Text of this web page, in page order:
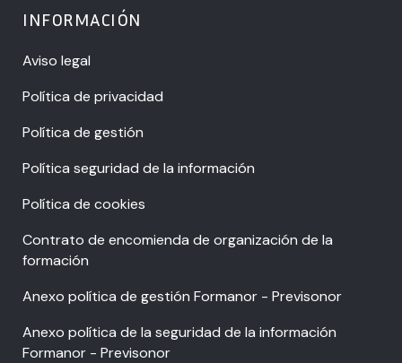
INFORMACIÓN
Aviso legal
Política de privacidad
Política de gestión
Política seguridad de la información
Política de cookies
Contrato de encomienda de organización de la
formación
Anexo política de gestión Formanor - Previsonor
Anexo política de la seguridad de la información
Formanor - Previsonor